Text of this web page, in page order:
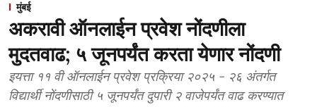
मुंबई
अकरावी ऑनलाईन प्रवेश नोंदणीला
मुदतवाढ; ५ जूनपर्यंत करता येणार नोंदणी
इयत्ता ११ वी ऑनलाईन प्रवेश प्रक्रिया २०२५ - २६ अंतर्गत
विद्यार्थी नोंदणीसाठी ५ जूनपर्यंत दुपारी २ वाजेपर्यंत वाढ करण्यात